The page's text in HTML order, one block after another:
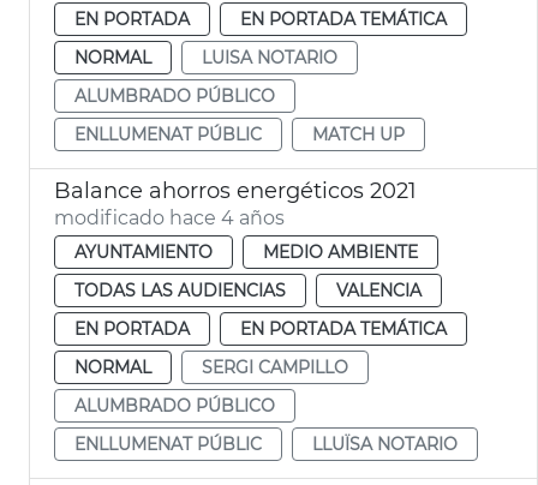
EN PORTADA
EN PORTADA TEMÁTICA
NORMAL
LUISA NOTARIO
ALUMBRADO PÚBLICO
ENLLUMENAT PÚBLIC
MATCH UP
Balance ahorros energéticos 2021
modificado hace 4 años
AYUNTAMIENTO
MEDIO AMBIENTE
TODAS LAS AUDIENCIAS
VALENCIA
EN PORTADA
EN PORTADA TEMÁTICA
NORMAL
SERGI CAMPILLO
ALUMBRADO PÚBLICO
ENLLUMENAT PÚBLIC
LLUÏSA NOTARIO